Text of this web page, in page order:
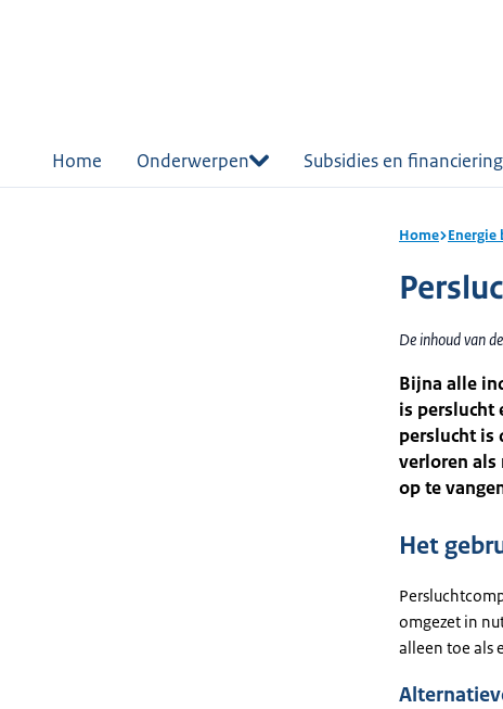
Home Onderwerpen Subsidies en financiering
Home Energie
De inhoud van
Bijna alle
is perslucht
perslucht is
verloren als
op te
Het
omgezet in
alleen toe als